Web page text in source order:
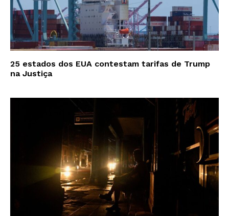
25 estados dos EUA contestam tarifas de Trump
na Justiça